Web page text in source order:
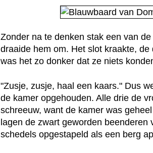
Zonder na te denken stak een van
draaide hem om. Het slot kraakte,
was het zo donker dat ze niets
"Zusje, zusje, haal een kaars." Dus
de kamer opgehouden. Alle drie de
schreeuw, want de kamer was
lagen de zwart geworden beenderen
schedels opgestapeld als een berg